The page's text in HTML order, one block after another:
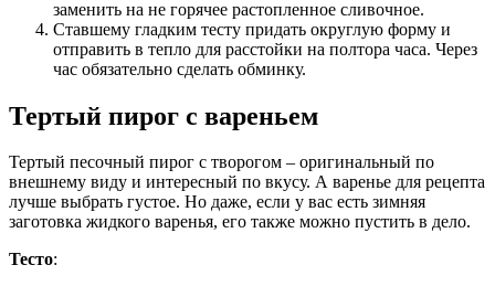
заменить на не горячее растопленное сливочное.
Ставшему гладким тесту придать округлую форму и
отправить в тепло для расстойки на полтора часа. Через
час обязательно сделать обминку.
Тертый пирог с вареньем
Тертый песочный пирог с творогом – оригинальный по
внешнему виду и интересный по вкусу. А варенье для рецепта
лучше выбрать густое. Но даже, если у вас есть зимняя
заготовка жидкого варенья, его также можно пустить в дело.
Тесто: